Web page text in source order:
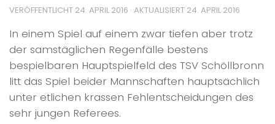
VERÖFFENTLICHT 24. APRIL 2016 · AKTUALISIERT 24. APRIL 2016
In einem Spiel auf einem zwar tiefen aber trotz
der samstäglichen Regenfälle bestens
bespielbaren Hauptspielfeld des TSV Schöllbronn
litt das Spiel beider Mannschaften hauptsächlich
unter etlichen krassen Fehlentscheidungen des
sehr jungen Referees.